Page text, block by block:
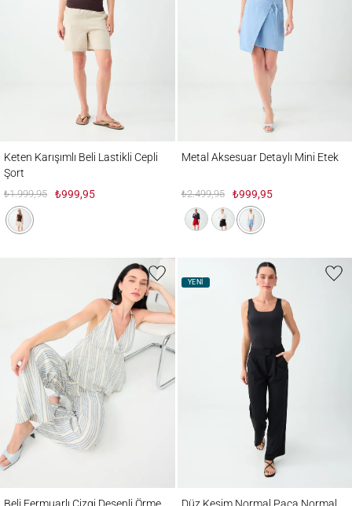
Keten Karışımlı Beli Lastikli Cepli
Şort
₺1.999,95 ₺999,95
Metal Aksesuar Detaylı Mini Etek
₺2.499,95 ₺999,95
Beli Fermuarlı Çizgi Desenli Örme
YENİ
Düz Kesim Normal Paça Normal